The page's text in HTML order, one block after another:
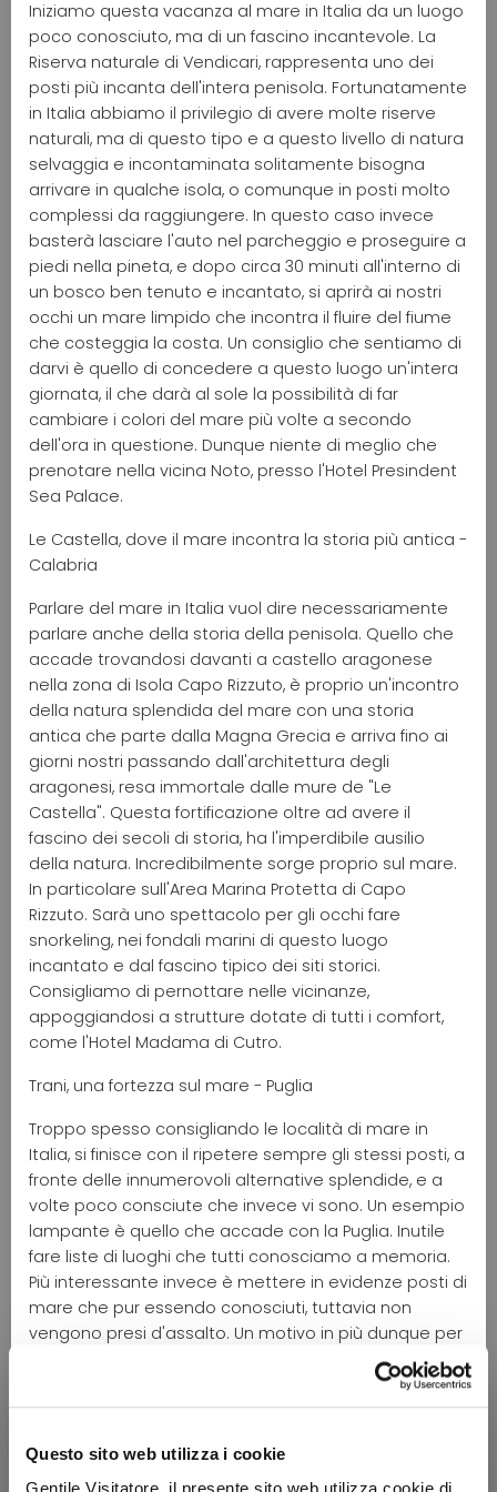
Questo sito web utilizza i cookie
Iniziamo questa vacanza al mare in Italia da un luogo
poco conosciuto, ma di un fascino incantevole. La
Riserva naturale di Vendicari, rappresenta uno dei
posti più incanta dell'intera penisola. Fortunatamente
in Italia abbiamo il privilegio di avere molte riserve
naturali, ma di questo tipo e a questo livello di natura
selvaggia e incontaminata solitamente bisogna
arrivare in qualche isola, o comunque in posti molto
complessi da raggiungere. In questo caso invece
basterà lasciare l'auto nel parcheggio e proseguire a
piedi nella pineta, e dopo circa 30 minuti all'interno di
un bosco ben tenuto e incantato, si aprirà ai nostri
occhi un mare limpido che incontra il fluire del fiume
che costeggia la costa. Un consiglio che sentiamo di
darvi è quello di concedere a questo luogo un'intera
giornata, il che darà al sole la possibilità di far
cambiare i colori del mare più volte a secondo
dell'ora in questione. Dunque niente di meglio che
prenotare nella vicina Noto, presso l'Hotel Presindent
Sea Palace.
Le Castella, dove il mare incontra la storia più antica -
Calabria
Parlare del mare in Italia vuol dire necessariamente
parlare anche della storia della penisola. Quello che
accade trovandosi davanti a castello aragonese
nella zona di Isola Capo Rizzuto, è proprio un'incontro
della natura splendida del mare con una storia
antica che parte dalla Magna Grecia e arriva fino ai
giorni nostri passando dall'architettura degli
aragonesi, resa immortale dalle mure de "Le
Castella". Questa fortificazione oltre ad avere il
fascino dei secoli di storia, ha l'imperdibile ausilio
della natura. Incredibilmente sorge proprio sul mare.
In particolare sull'Area Marina Protetta di Capo
Rizzuto. Sarà uno spettacolo per gli occhi fare
snorkeling, nei fondali marini di questo luogo
incantato e dal fascino tipico dei siti storici.
Consigliamo di pernottare nelle vicinanze,
appoggiandosi a strutture dotate di tutti i comfort,
come l'Hotel Madama di Cutro.
Trani, una fortezza sul mare - Puglia
Troppo spesso consigliando le località di mare in
Italia, si finisce con il ripetere sempre gli stessi posti, a
fronte delle innumerovoli alternative splendide, e a
volte poco consciute che invece vi sono. Un esempio
lampante è quello che accade con la Puglia. Inutile
fare liste di luoghi che tutti conosciamo a memoria.
Più interessante invece è mettere in evidenze posti di
mare che pur essendo conosciuti, tuttavia non
vengono presi d'assalto. Un motivo in più dunque per
scoprirli. E' questo il caso del piccolo incanto di Trani.
assolutamente godibile e tutto da vivere, quello che
monumenti affacciati direttamente sul mare. Da una
parte la magnifica Cattedrale di San Nicola Pellegrino,